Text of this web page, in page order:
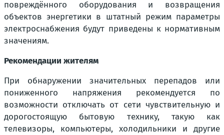
повреждённого оборудования и возвращения
объектов энергетики в штатный режим параметры
электроснабжения будут приведены к нормативным
значениям.
Рекомендации жителям
При обнаружении значительных перепадов или
пониженного напряжения рекомендуется по
возможности отключать от сети чувствительную и
дорогостоящую бытовую технику, такую как
телевизоры, компьютеры, холодильники и другие